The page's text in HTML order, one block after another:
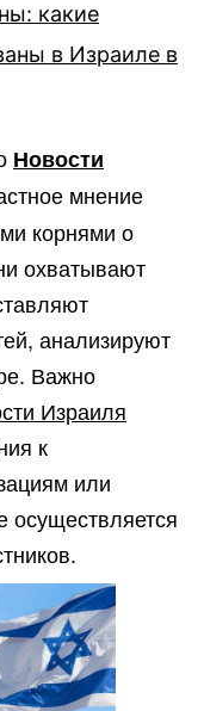
какие
в Израиле в
Новости
мнение
корнями о
охватывают
анализируют
Важно
Израиля
к
или
осуществляется